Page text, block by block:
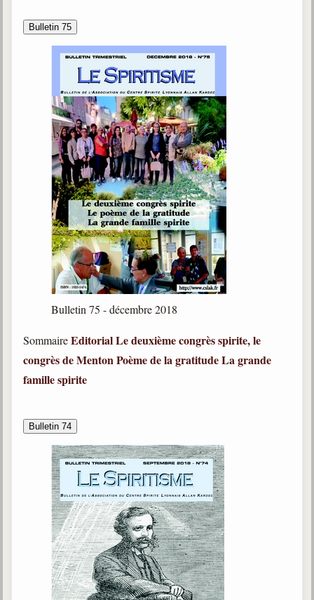
Bulletin 75
Bulletin 75 - décembre 2018
SommaireEditorialLe deuxième congrès spirite, le
congrès de MentonPoème de la gratitudeLa grande
famille spirite
Bulletin 74